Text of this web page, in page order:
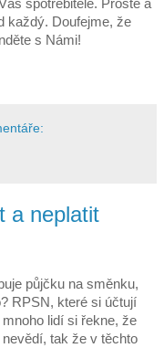
spotřebitele. Prostě a
každý. Doufejme, že
s Námi!
a neplatit
půjčku na směnku,
RPSN, které si účtují
lidí si řekne, že
nevědí, tak že v těchto